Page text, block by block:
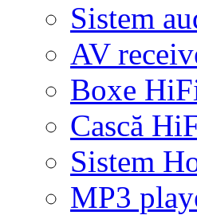
Sistem
AV
Boxe
Cască
Sistem
MP3